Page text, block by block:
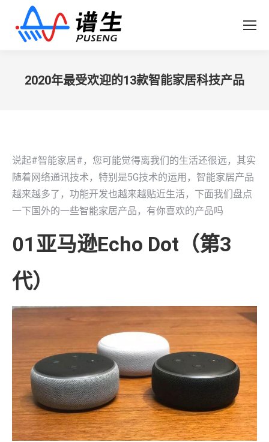
2020年最受欢迎的13款智能家居科技产品
说起#智能家居#，您可能觉得离我们的生活还很远，其实
随着网络通讯技术，特别是5G技术的运用，智能家居产品
越来越多了，功能开发也越来越贴近生活，下面我们盘点
一下国外的一些智能家居产品，有你喜欢的产品吗
01亚马逊Echo Dot（第3
代）